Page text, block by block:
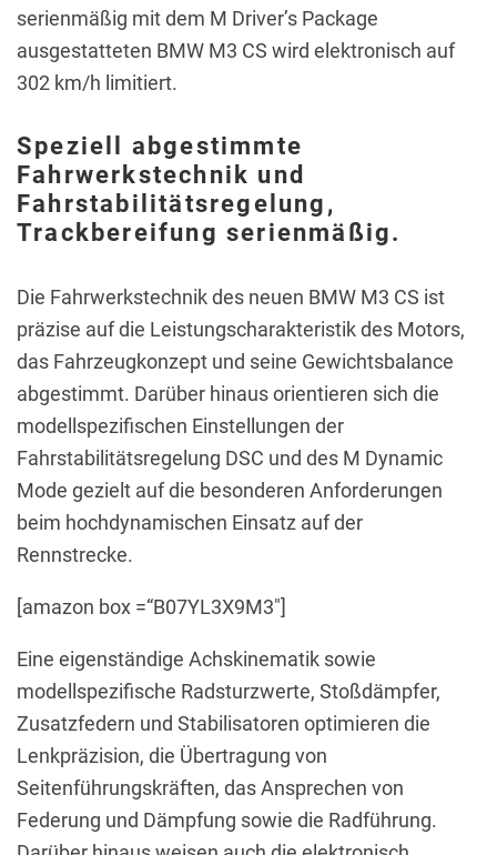
serienmäßig mit dem M Driver’s Package
ausgestatteten BMW M3 CS wird elektronisch auf
302 km/h limitiert.
Speziell abgestimmte
Fahrwerkstechnik und
Fahrstabilitätsregelung,
Trackbereifung serienmäßig.
Die Fahrwerkstechnik des neuen BMW M3 CS ist
präzise auf die Leistungscharakteristik des Motors,
das Fahrzeugkonzept und seine Gewichtsbalance
abgestimmt. Darüber hinaus orientieren sich die
modellspezifischen Einstellungen der
Fahrstabilitätsregelung DSC und des M Dynamic
Mode gezielt auf die besonderen Anforderungen
beim hochdynamischen Einsatz auf der
Rennstrecke.
[amazon box =“B07YL3X9M3″]
Eine eigenständige Achskinematik sowie
modellspezifische Radsturzwerte, Stoßdämpfer,
Zusatzfedern und Stabilisatoren optimieren die
Lenkpräzision, die Übertragung von
Seitenführungskräften, das Ansprechen von
Federung und Dämpfung sowie die Radführung.